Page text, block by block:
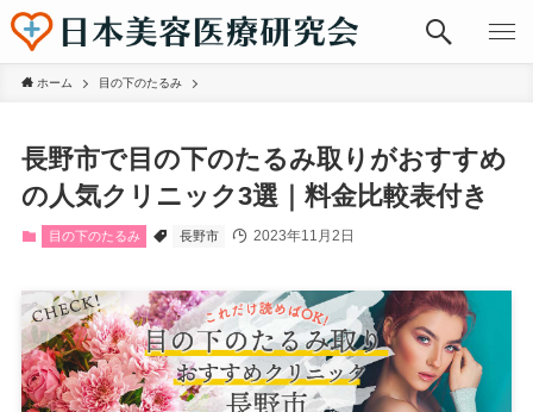
ホーム 目の下のたるみ
長野市で目の下のたるみ取りがおすすめ
の人気クリニック3選｜料金比較表付き
目の下のたるみ 長野市 2023年11月2日